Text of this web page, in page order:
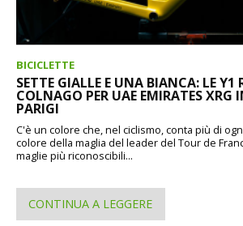
BICICLETTE
SETTE GIALLE E UNA BIANCA: LE Y1
COLNAGO PER UAE EMIRATES
PARIGI
C'è un colore che, nel ciclismo, conta più di
colore della maglia del leader del Tour de
maglie più riconoscibili...
CONTINUA A LEGGERE